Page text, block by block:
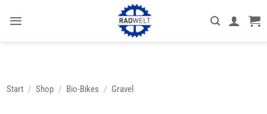
Inhalt
Start / Shop / Bio-Bikes / Gravel